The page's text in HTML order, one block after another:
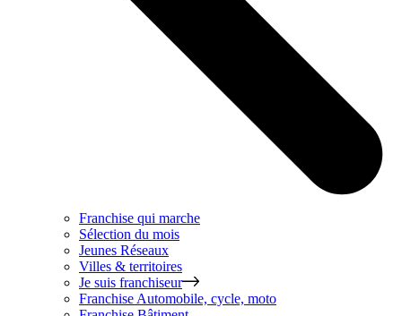
Franchise qui marche
Sélection du mois
Jeunes Réseaux
Villes & territoires
Je suis franchiseur
Franchise Automobile, cycle, moto